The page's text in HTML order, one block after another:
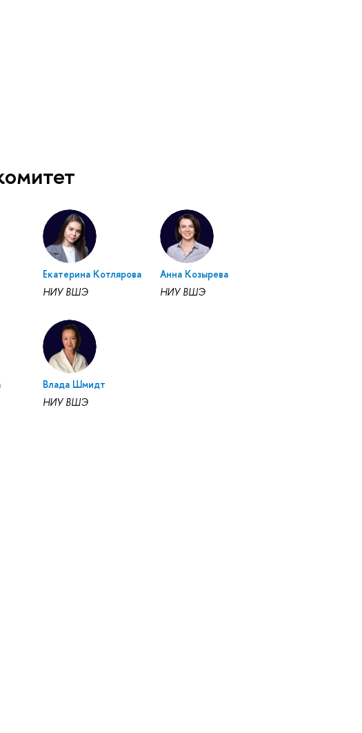
Екатерина Котлярова
НИУ ВШЭ
Анна Козырева
НИУ ВШЭ
Влада Шмидт
НИУ ВШЭ